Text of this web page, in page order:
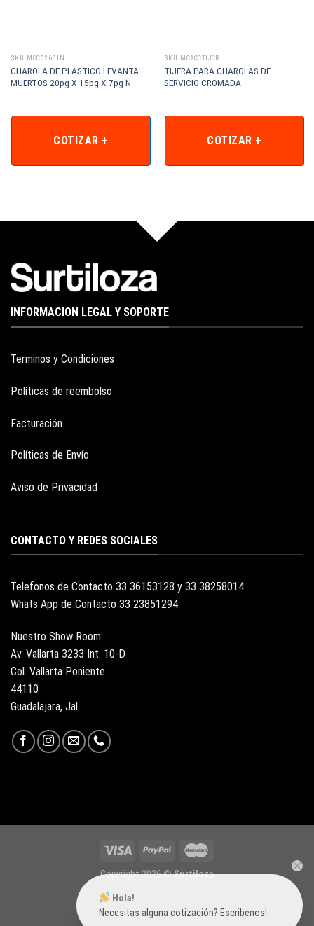
SKU: MCC52661N
CHAROLA DE PLASTICO LEVANTA
MUERTOS 20pg X 15pg X 7pg N
COTIZAR +
SKU: MCACCTIJCR
TIJERA PARA CHAROLAS DE
SERVICIO CROMADA
COTIZAR +
INFORMACION LEGAL Y SOPORTE
Terminos y Condiciones
Políticas de reembolso
Facturación
Políticas de Envío
Aviso de Privacidad
CONTACTO Y REDES SOCIALES
Telefonos de Contacto 33 36153128 y 33 38258014
Whats App de Contacto 33 23851294
Nuestro Show Room:
Av. Vallarta 3233 Int. 10-D
Col. Vallarta Poniente
44110
Guadalajara, Jal.
Copyright 2026 ©Surtiloza
Hola!
Necesitas alguna cotización? Escribenos!